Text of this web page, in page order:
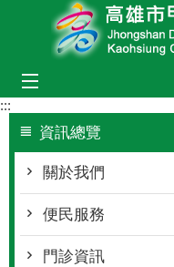
跳到主要內容區塊
:::
資訊總覽
關於我們
便民服務
門診資訊